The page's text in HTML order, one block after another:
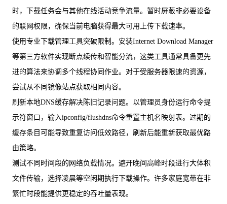
时，下载任务会与其他在线活动竞争流量。暂时屏蔽非必要设备
的联网权限，确保当前电脑获得最大可用上传下载速率。
使用专业下载管理工具突破限制。安装Internet Download Manager
等第三方软件实现断点续传和智能分流，这类工具通常具备更先
进的算法来协调多个线程协同作业。对于受服务器限速的资源，
尝试从不同镜像站点获取相同内容。
刷新本地DNS缓存解决陈旧记录问题。以管理员身份运行命令提
示符窗口，输入ipconfig/flushdns命令重置主机名映射表。过期的
缓存条目可能导致重复访问低效路径，刷新后能重新获取最优路
由策略。
测试不同时间段的网络负载情况。避开晚间高峰时段进行大体积
文件传输，选择凌晨等空闲期执行下载操作。许多家庭宽带在非
繁忙时段能提供更稳定的吞吐量表现。